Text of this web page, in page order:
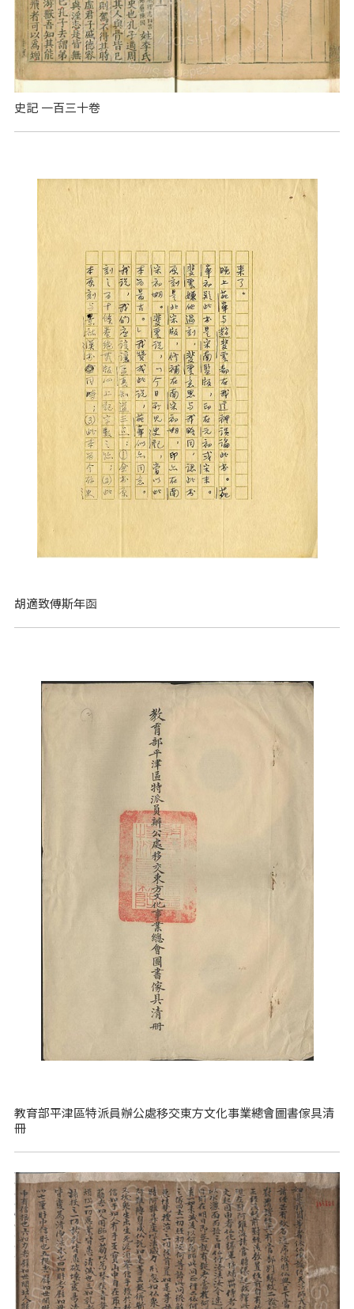
史記 一百三十卷
胡適致傅斯年函
教育部平津區特派員辦公處移交東方文化事業總會圖書傢具清
冊